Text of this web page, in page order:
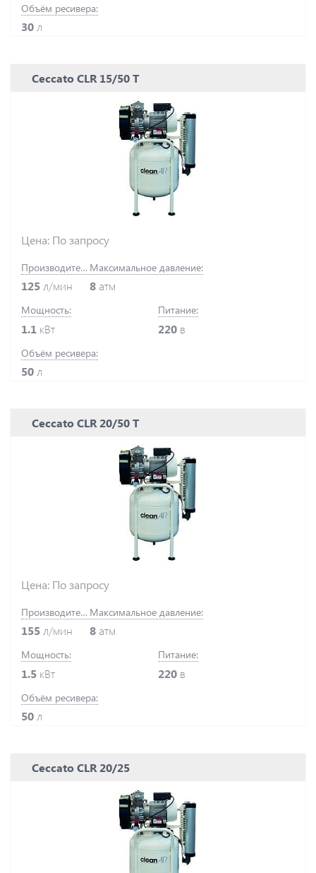
Объём ресивера:
30л
Ceccato CLR 15/50 T
Цена: По запросу
Производительность:
125л/мин
Максимальное давление:
8 атм
Мощность:
1.1 кВт
Питание:
220 в
Объём ресивера:
50л
Ceccato CLR 20/50 T
Цена: По запросу
Производительность:
155 л/мин
Максимальное давление:
8 атм
Мощность:
1.5 кВт
Питание:
220 в
Объём ресивера:
50 л
Ceccato CLR 20/25